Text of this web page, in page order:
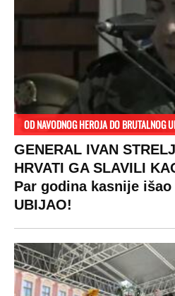
OD NAVODNOG HEROJA DO BRUTALNOG
GENERAL IVAN
HRVATI GA SLAVILI
Par godina kasnije
UBIJAO!